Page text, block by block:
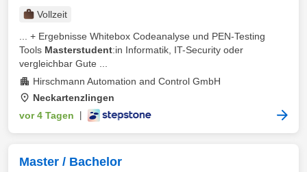
Vollzeit
... + Ergebnisse Whitebox Codeanalyse und PEN-Testing
Tools Masterstudent:in Informatik, IT-Security oder
vergleichbar Gute ...
Hirschmann Automation and Control GmbH
Neckartenzlingen
vor 4 Tagen
Master / Bachelor